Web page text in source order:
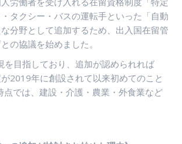
タクシー・バスの運転手といった「自動
分野として追加するため、出入国在留管
の協議を始めました。
を目指しており、追加が認められれば
2019年に創設されて以来初めてのこと
点では、建設・介護・農業・外食業など